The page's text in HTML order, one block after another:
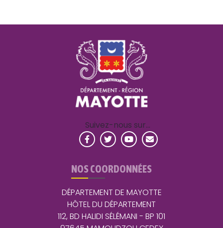
Suivez-nous sur…
NOS COORDONNÉES
DÉPARTEMENT DE MAYOTTE
HÔTEL DU DÉPARTEMENT
112, BD HALIDI SÉLÉMANI - BP 101